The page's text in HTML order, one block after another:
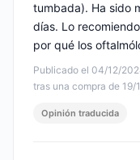
Publicado el 04/12/
tras una compra de 19/
tumbada). Ha sido
días. Lo
por qué los
Opinión traducida